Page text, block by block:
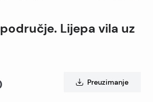
Lijepa vila uz
Preuzimanje